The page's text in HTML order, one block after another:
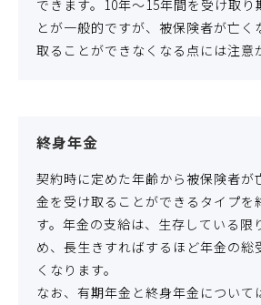
できます。10年～15年間を受け取り
とが一般的ですが、被保険者が亡く
取ることができなくなる点には注意
終身年金
契約時に定めた年齢から被保険者が
金を受け取ることができるタイプを
す。年金の支給は、生存している限
め、長生きすればするほど年金の総
くなります。
なお、有期年金と終身年金について